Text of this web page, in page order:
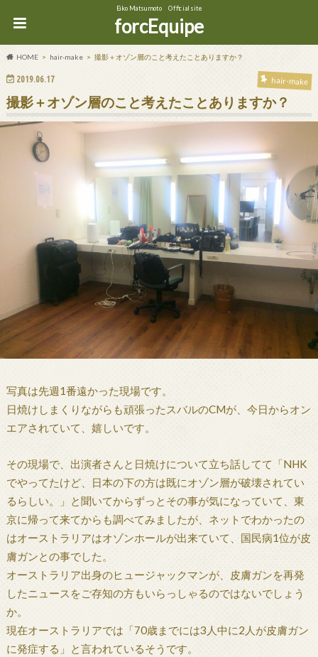
Eiko Matsumoto Official site
forcEquipe
HOME hair-make 撮影＋オゾン層のこと考えたことありますか？
2019.06.17 hair-make
撮影＋オゾン層のこと考えたことありますか？
写真は先週1番遠かった現場です。
日焼けしまくりながらも頑張ったスバルのCMが、今日からオン
エアされていて、嬉しいです。
その現場で、出演者さんと日焼けについて立ち話してて「NHK
でやってたけど、日本の下の方は既にオゾン層が破壊されてい
るらしい。」と聞いてからずっとその事が気になっていて、東
京に帰って来てからも調べてみましたが、ネットでわかったの
はオーストラリアはオゾンホールが出来ていて、国民病1位が皮
膚ガンとの事でした。
オーストラリア出身のヒュージャックマンが、皮膚ガンを再発
したニュースをご存知の方もいらっしゃるのではないでしょう
か。
現在オーストラリアでは「70歳までには3人中に2人が皮膚ガン
に発症する」と言われているそうです。